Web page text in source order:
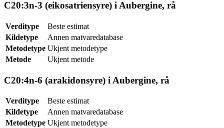
C20:3n-3 (eikosatriensyre) i Aubergine, rå
Verditype
Beste estimat
Kildetype
Annen matvaredatabase
Metodetype Ukjent metodetype
Metode
Ukjent metode
C20:4n-6 (arakidonsyre) i Aubergine, rå
Verditype
Beste estimat
Kildetype
Annen matvaredatabase
Metodetype Ukjent metodetype